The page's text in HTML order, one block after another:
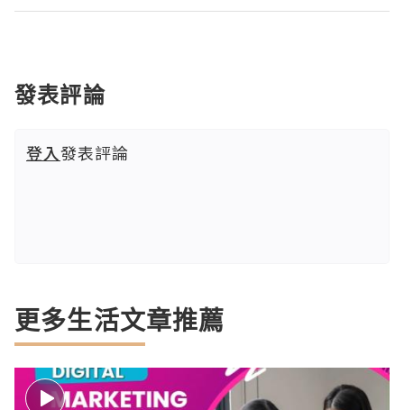
發表評論
登入發表評論
更多生活文章推薦